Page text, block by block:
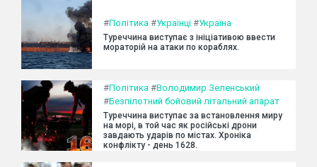
#Політика #Українці #Україна
Туреччина виступає з ініціативою ввести
мораторій на атаки по кораблях.
#Політика #Володимир Зеленський
#Безпілотний бойовий літальний апарат
Туреччина виступає за встановлення миру
на морі, в той час як російські дрони
завдають ударів по містах. Хроніка
конфлікту - день 1628.